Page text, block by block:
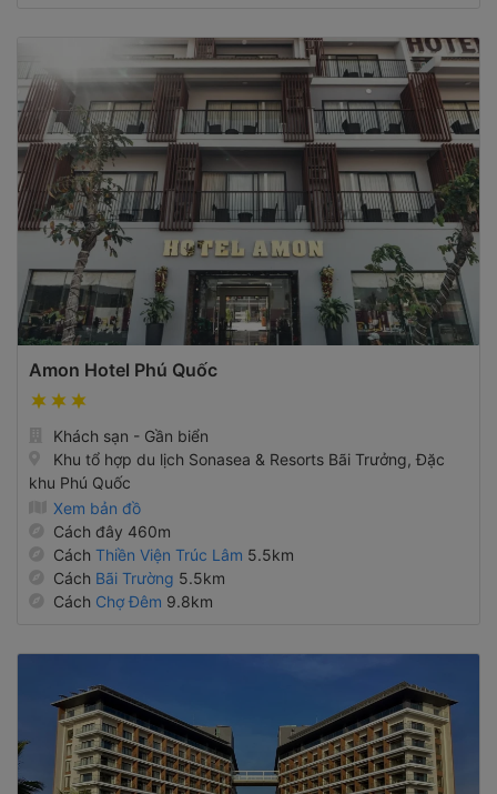
Khu tổ hợp du lịch Sonasea & Resorts Bãi Trưởng, Đặc
khu Phú Quốc
Xem bản đồ
Cách đây 460m
Cách Thiền Viện Trúc Lâm
Cách Bãi Trường 5.5km
Cách Chợ Đêm9.8km